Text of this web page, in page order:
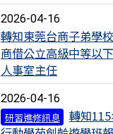
2026-04-16
轉知東莞台商子弟學
商借公立高級中等以
人事室主任
2026-04-16
研習進修訊息
轉知